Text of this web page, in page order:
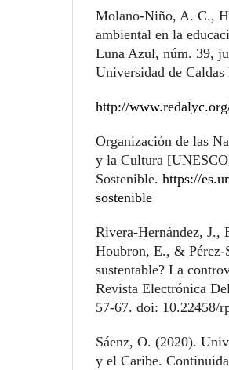
Molano-Niño, A. C.,
ambiental en la
Luna Azul, núm. 39,
Universidad de
http://
Organización de las
y la Cultura
Sostenible. https://
sostenible
Rivera-Hernández, J.,
Houbron, E., & Pérez-
sustentable? La
Revista Electrónica
57-67. doi: 10.22458/
Sáenz, O. (2020).
y el Caribe.